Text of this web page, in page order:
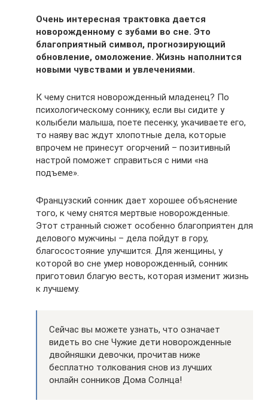
Очень интересная трактовка дается
новорожденному с зубами во сне. Это
благоприятный символ, прогнозирующий
обновление, омоложение. Жизнь наполнится
новыми чувствами и увлечениями.
К чему снится новорожденный младенец? По
психологическому соннику, если вы сидите у
колыбели малыша, поете песенку, укачиваете его,
то наяву вас ждут хлопотные дела, которые
впрочем не принесут огорчений – позитивный
настрой поможет справиться с ними «на
подъеме».
Французский сонник дает хорошее объяснение
того, к чему снятся мертвые новорожденные.
Этот странный сюжет особенно благоприятен для
делового мужчины – дела пойдут в гору,
благосостояние улучшится. Для женщины, у
которой во сне умер новорожденный, сонник
приготовил благую весть, которая изменит жизнь
к лучшему.
Сейчас вы можете узнать, что означает
видеть во сне Чужие дети новорожденные
двойняшки девочки, прочитав ниже
бесплатно толкования снов из лучших
онлайн сонников Дома Солнца!